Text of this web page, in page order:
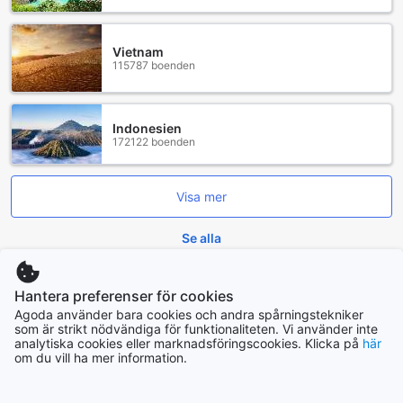
Vietnam
115787 boenden
Indonesien
172122 boenden
Visa mer
Se alla
Trendande städer
Cebu
Filippinerna
Hantera preferenser för cookies
Agoda använder bara cookies och andra spårningstekniker
som är strikt nödvändiga för funktionaliteten. Vi använder inte
analytiska cookies eller marknadsföringscookies. Klicka på här
om du vill ha mer information.